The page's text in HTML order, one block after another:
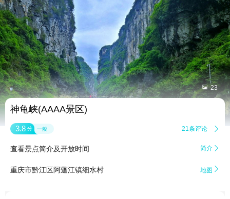
 23
神龟峡(AAAA景区)
3.8 分 一般 21条评论 
查看景点简介及开放时间 简介 
重庆市黔江区阿蓬江镇细水村 地图 
